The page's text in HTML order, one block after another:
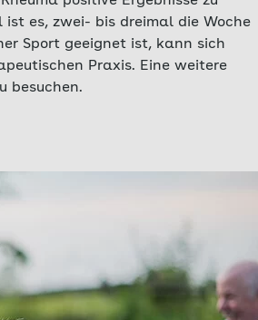
es, zwei- bis dreimal die Woche
Sport geeignet ist, kann sich
Praxis. Eine weitere
besuchen.